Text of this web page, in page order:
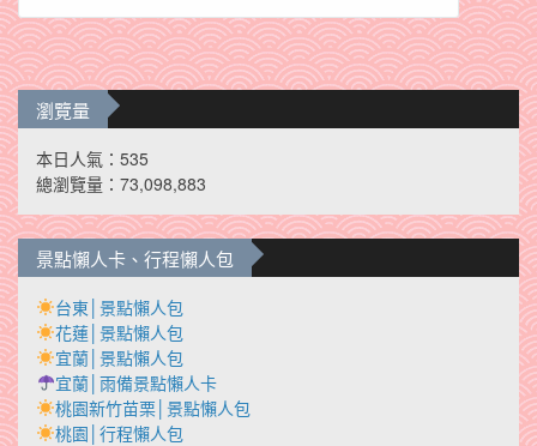
瀏覽量
本日人氣：535
總瀏覽量：73,098,883
景點懶人卡、行程懶人包
台東│景點懶人包
花蓮│景點懶人包
宜蘭│景點懶人包
宜蘭│雨備景點懶人卡
桃園新竹苗栗│景點懶人包
桃園│行程懶人包